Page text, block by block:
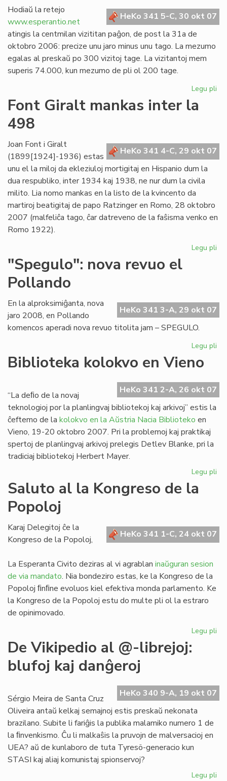
HeKo 341 5-C, 30 okt 07
Hodiaŭ la retejo
www.esperantio.net
atingis la centmilan vizititan paĝon, de post la 31a de
oktobro 2006: precize unu jaro minus unu tago. La mezumo
egalas al preskaŭ po 300 vizitoj tage. La vizitantoj mem
superis 74.000, kun mezumo de pli ol 200 tage.
Legu pli
Font Giralt mankas inter la
498
HeKo 341 4-C, 29 okt 07
Joan Font i Giralt
(1899[1924]-1936) estas
unu el la miloj da ekleziuloj mortigitaj en Hispanio dum la
dua respubliko, inter 1934 kaj 1938, ne nur dum la civila
milito. Lia nomo mankas en la listo de la kvincento da
martiroj beatigitaj de papo Ratzinger en Romo, 28 oktobro
2007 (malfeliĉa tago, ĉar datreveno de la faŝisma venko en
Romo 1922).
Legu pli
la
"Spegulo": nova revuo el
Pollando
HeKo 341 3-A, 29 okt 07
En la alproksimiĝanta, nova
jaro 2008, en Pollando
komencos aperadi nova revuo titolita jam – SPEGULO.
Legu pli
Biblioteka kolokvo en Vieno
HeKo 341 2-A, 26 okt 07
“La deﬁo de la novaj
teknologioj por la planlingvaj bibliotekoj kaj arkivoj” estis la
ĉeftemo de la kolokvo en la Aŭstria Nacia Biblioteko en
Vieno, 19-20 oktobro 2007. Pri la problemoj kaj praktikaj
spertoj de planlingvaj arkivoj prelegis Detlev Blanke, pri la
tradiciaj bibliotekoj Herbert Mayer.
Legu pli
Saluto al la Kongreso de la
Popoloj
HeKo 341 1-C, 24 okt 07
Karaj Delegitoj ĉe la
Kongreso de la Popoloj,
La Esperanta Civito deziras al vi agrablan inaŭguran sesion
de via mandato. Nia bondeziro estas, ke la Kongreso de la
Popoloj ﬁnﬁne evoluos kiel efektiva monda parlamento. Ke
la Kongreso de la Popoloj estu do multe pli ol la estraro
de opinimovado.
Legu pli
de
De Vikipedio al @-librejoj:
blufoj kaj danĝeroj
HeKo 340 9-A, 19 okt 07
Sérgio Meira de Santa Cruz
Oliveira antaŭ kelkaj semajnoj estis preskaŭ nekonata
brazilano. Subite li fariĝis la publika malamiko numero 1 de
la ﬁnvenkismo. Ĉu li malkaŝis la pruvojn de malversacioj en
UEA? aŭ de kunlaboro de tuta Tyresö-generacio kun
STASI kaj aliaj komunistaj spionservoj?
Legu pli